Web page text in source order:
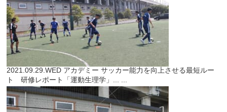
2021.09.29.WED アカデミー サッカー能力を向上させる最短ルー
ト 研修レポート「運動生理学」... ...